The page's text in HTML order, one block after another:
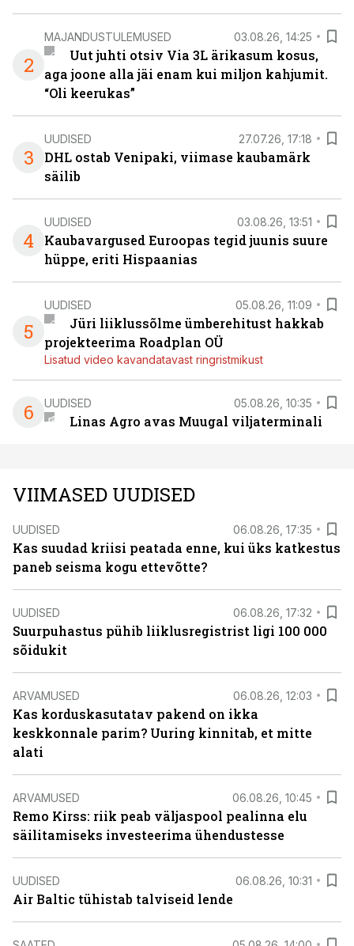
2
MAJANDUSTULEMUSED 03.08.26, 14:25
Uut juhti otsiv Via 3L ärikasum kosus,
aga joone alla jäi enam kui miljon kahjumit.
“Oli keerukas”
3
UUDISED 27.07.26, 17:18
DHL ostab Venipaki, viimase kaubamärk
säilib
4
UUDISED 03.08.26, 13:51
Kaubavargused Euroopas tegid juunis suure
hüppe, eriti Hispaanias
5
UUDISED 05.08.26, 11:09
Jüri liiklussõlme ümberehitust hakkab
projekteerima Roadplan OÜ
Lisatud video kavandatavast ringristmikust
6 UUDISED 05.08.26, 10:35
Linas Agro avas Muugal viljaterminali
VIIMASED UUDISED
UUDISED 06.08.26, 17:35
Kas suudad kriisi peatada enne, kui üks katkestus
paneb seisma kogu ettevõtte?
UUDISED 06.08.26, 17:32
Suurpuhastus pühib liiklusregistrist ligi 100 000
sõidukit
ARVAMUSED 06.08.26, 12:03
Kas korduskasutatav pakend on ikka
keskkonnale parim? Uuring kinnitab, et mitte
alati
ARVAMUSED 06.08.26, 10:45
Remo Kirss: riik peab väljaspool pealinna elu
säilitamiseks investeerima ühendustesse
UUDISED 06.08.26, 10:31
Air Baltic tühistab talviseid lende